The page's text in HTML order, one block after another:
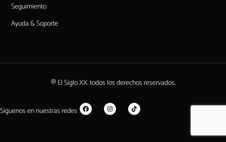
Seguimiento
Ayuda & Soporte
® El Siglo XX. todos los derechos reservados.
Síguenos en nuestras redes